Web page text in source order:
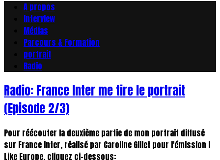
A propos
Interview
Médias
Parcours & Formation
portrait
Radio
Radio: France Inter me tire le portrait
(Episode 2/3)
Pour réécouter la deuxième partie de mon portrait diffusé
sur France Inter, réalisé par Caroline Gillet pour l'émission I
Like Europe, cliquez ci-dessous: